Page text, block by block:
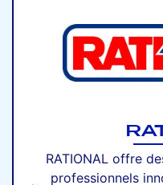
RATIONAL offre
professionnels